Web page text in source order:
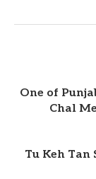
One of
Chal
Tu Keh Tan